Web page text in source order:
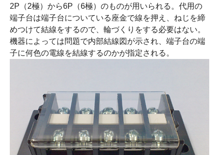
2P（2極）から6P（6極）のものが用いられる。代用の
端子台は端子台についている座金で線を押え、ねじを締
めつけて結線をするので、輪づくりをする必要はない。
機器によっては問題で内部結線図が示され、端子台の端
子に何色の電線を結線するのかが指定される。